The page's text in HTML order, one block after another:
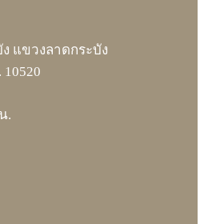
แขวงลาดกระบัง
.